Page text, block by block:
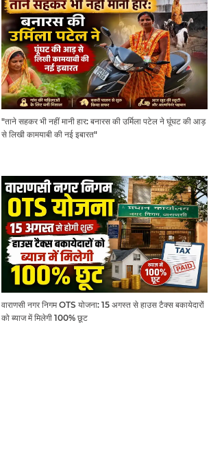
"ताने सहकर भी नहीं मानी हार: बनारस की उर्मिला पटेल ने घूंघट की आड़
से लिखी कामयाबी की नई इबारत"
वाराणसी नगर निगम OTS योजना: 15 अगस्त से हाउस टैक्स बकायेदारों
को ब्याज में मिलेगी 100% छूट